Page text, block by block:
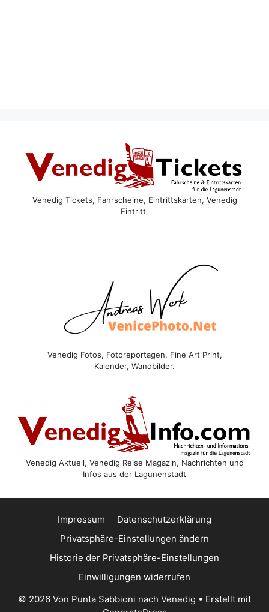
Venedig Tickets, Fahrscheine, Eintrittskarten, Venedig
Eintritt.
Venedig Fotos, Fotoreportagen, Fine Art Print,
Kalender, Wandbilder.
Venedig Aktuell, Venedig Reise Magazin, Nachrichten und
Infos aus der Lagunenstadt
Impressum
Datenschutzerklärung
Privatsphäre-Einstellungen ändern
Historie der Privatsphäre-Einstellungen
Einwilligungen widerrufen
© 2026 Von Punta Sabbioni nach Venedig • Erstellt mit